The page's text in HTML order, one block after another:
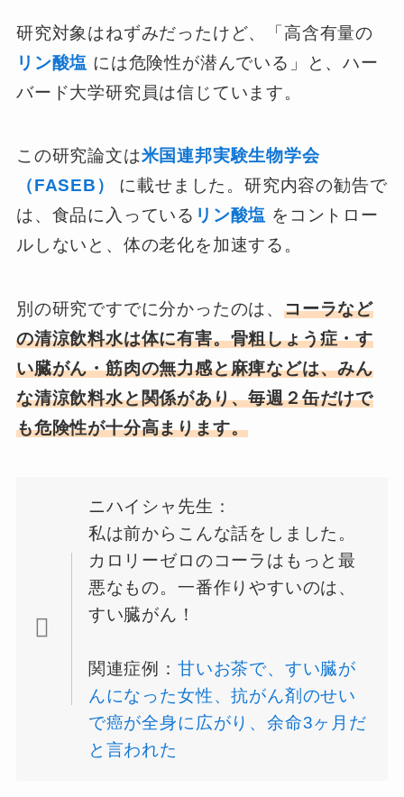
研究対象はねずみだったけど、「高含有量の
リン酸塩 には危険性が潜んでいる」と、ハー
バード大学研究員は信じています。
この研究論文は米国連邦実験生物学会
（FASEB）
に載せました。研究内容の勧告で
は、食品に入っている リン酸塩 をコントロー
ルしないと、体の老化を加速する。
別の研究ですでに分かったのは、コーラなど
の清涼飲料水は体に有害。骨粗しょう症・す
い臓がん・筋肉の無力感と麻痺などは、みん
な清涼飲料水と関係があり、毎週２缶だけで
も危険性が十分高まります。
ニハイシャ先生：
私は前からこんな話をしました。
カロリーゼロのコーラはもっと最
悪なもの。一番作りやすいのは、
すい臓がん！
関連症例： 甘いお茶で、すい臓が
んになった女性、抗がん剤のせい
で癌が全身に広がり、余命3ヶ月だ
と言われた